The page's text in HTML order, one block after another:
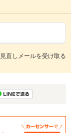
直しメールを受け取る